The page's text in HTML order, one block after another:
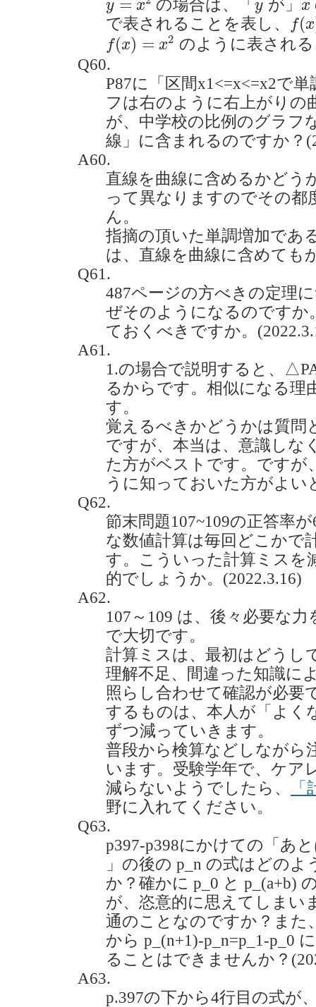
y = x の場合は、「y が」 x
で表されることを表し、
f(x
f(x
f(x) = x2
f(x )=x 2
のように表され
Q60.
P87に「区間x1<=x<=x2で
フは右のように右上がりの
が、中学校の比例のグラフ
線」に含まれるのですか？
A60.
直線を曲線に含めるかどう
って異なりますのでその都
ん。
指摘の頂いた単調増加であ
は、直線を曲線に含めても
Q61.
487ページの方べきの定理
ぜそのようになるのですか
ておくべきですか。
A61.
1.の場合で説明すると、
るからです。相似になる理
す。
覚えるべきかどうかは質問
ですが、本当は、意識しな
た方がベストです。ですが
うに知っておいた方がよい
Q62.
節末問題107~109の正答率
な数値計算は毎回どこかで
す。こういった計算ミスを
的でしょうか。(2022.3.16)
A62.
107～109 は、後々必要な
で大切です。
計算ミスは、最初はどうし
理解不足、間違った知識に
照らし合わせて確認が必要
するものは、本人が「よく
ずつ減っていきます。
普段から検算などしながら
います。受験学年で、ケア
減らないようでしたら、
野に入れてください。
Q63.
p397-p398にかけての「あ
」の後の p_n の式はどの
か？確かに p_0 と p_(a+b)
が、恣意的に思えてしまい
通のことなのですか？また
から p_(n+1)-p_n=p_1-p_0
ることはできませんか？
A63.
p.397の下から4行目の式が